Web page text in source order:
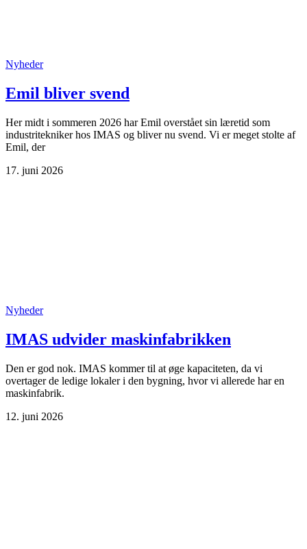
Nyheder
Emil bliver svend
Her midt i sommeren 2026 har Emil overstået sin læretid som
industritekniker hos IMAS og bliver nu svend. Vi er meget stolte af
Emil, der
17. juni 2026
Nyheder
IMAS udvider maskinfabrikken
Den er god nok. IMAS kommer til at øge kapaciteten, da vi
overtager de ledige lokaler i den bygning, hvor vi allerede har en
maskinfabrik.
12. juni 2026